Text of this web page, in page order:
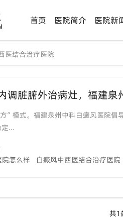
首页 医院简介 医院新
医结合治疗医院
调脏腑外治病灶，福建
”模式。福建泉州中科白癜风医院
...
怎么样
白癜风中西医结合治疗医院
共1